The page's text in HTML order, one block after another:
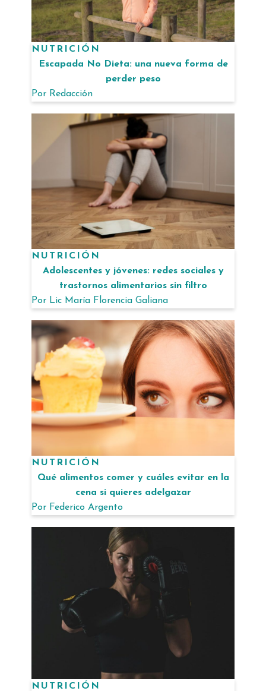
NUTRICIÓN
Escapada No Dieta: una nueva forma de
perder peso
Por Redacción
NUTRICIÓN
Adolescentes y jóvenes: redes sociales y
trastornos alimentarios sin filtro
Por Lic María Florencia Galiana
NUTRICIÓN
Qué alimentos comer y cuáles evitar en la
cena si quieres adelgazar
Por Federico Argento
NUTRICIÓN